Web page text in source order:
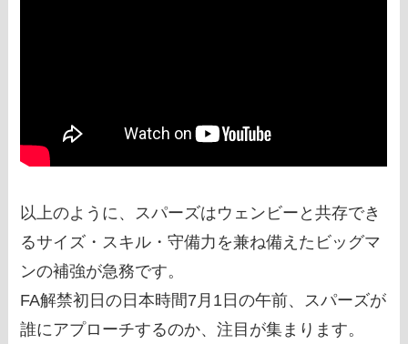
以上のように、スパーズはウェンビーと共存でき
るサイズ・スキル・守備力を兼ね備えたビッグマ
ンの補強が急務です。
FA解禁初日の日本時間7月1日の午前、スパーズが
誰にアプローチするのか、注目が集まります。